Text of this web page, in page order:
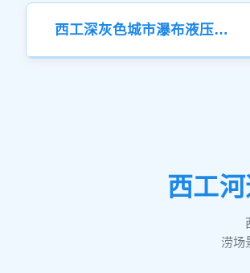
西工深灰色城市瀑布液压钢坝
西工
涝场